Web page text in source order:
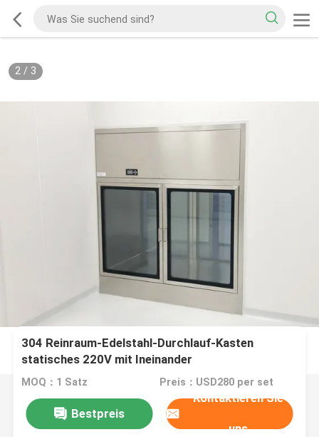
2/ 3
304 Reinraum-Edelstahl-Durchlauf-Kasten
statisches 220V mit Ineinander
greifenübergangsfenster
MOQ：1 Satz Preis：USD280 per set
Bestpreis
Kontaktieren Sie
uns